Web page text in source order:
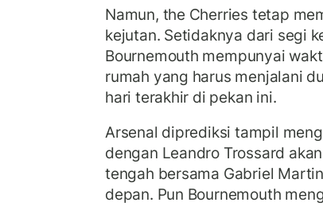
Namun, the Cherries tetap
kejutan. Setidaknya dari segi
Bournemouth mempunyai
rumah yang harus menjalani
hari terakhir di pekan ini.
Arsenal diprediksi tampil
dengan Leandro Trossard
tengah bersama Gabriel
depan. Pun Bournemouth